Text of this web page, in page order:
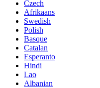
Czech
Afrikaans
Swedish
Polish
Basque
Catalan
Esperanto
Hindi
Lao
Albanian